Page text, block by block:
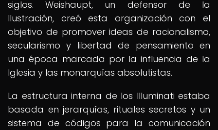
siglos. Weishaupt, un defensor de la
Ilustración, creó esta organización con el
objetivo de promover ideas de racionalismo,
secularismo y libertad de pensamiento en
una época marcada por la influencia de la
Iglesia y las monarquías absolutistas.
La estructura interna de los Illuminati estaba
basada en jerarquías, rituales secretos y un
sistema de códigos para la comunicación